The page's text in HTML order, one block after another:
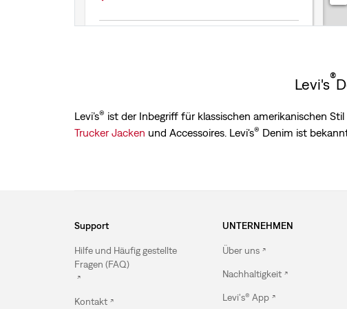
Levi's®
Levi’s® ist der Inbegriff für klassischen amerikanischen
Trucker Jacken und Accessoires. Levi's® Denim ist
Support
Hilfe und Häufig gestellte
Fragen (FAQ)
Kontakt
UNTERNEHMEN
Über uns
Nachhaltigkeit
Levi's® App